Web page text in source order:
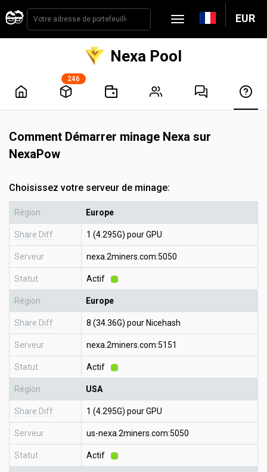
EUR
Nexa Pool
246
Comment Démarrer minage Nexa sur
NexaPow
Choisissez votre serveur de minage:
Région Europe
Share Diff 1 (4.295G) pour GPU
Serveur nexa.2miners.com:5050
Statut Actif
Région Europe
Share Diff 8 (34.36G) pour Nicehash
Serveur nexa.2miners.com:5151
Statut Actif
Région USA
Share Diff 1 (4.295G) pour GPU
Serveur us-nexa.2miners.com:5050
Statut Actif